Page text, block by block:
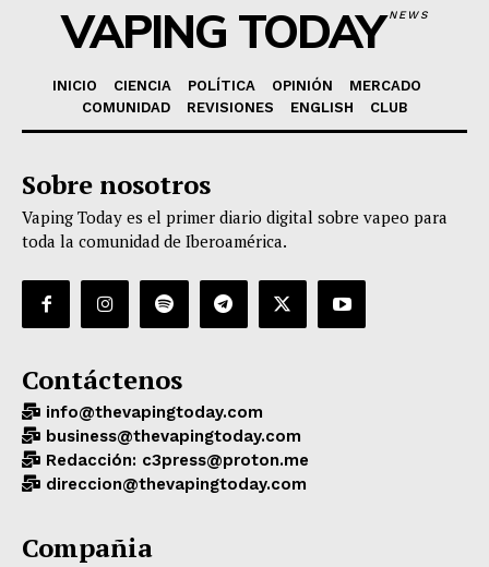
VAPING TODAYNEWS
INICIO CIENCIA POLÍTICA OPINIÓN
MERCADO
COMUNIDAD
REVISIONES ENGLISH CLUB
Sobre nosotros
Vaping Today es el primer diario digital sobre vapeo para
toda la comunidad de Iberoamérica.
Contáctenos
info@thevapingtoday.com
business@thevapingtoday.com
Redacción: c3press@proton.me
direccion@thevapingtoday.com
Compañia